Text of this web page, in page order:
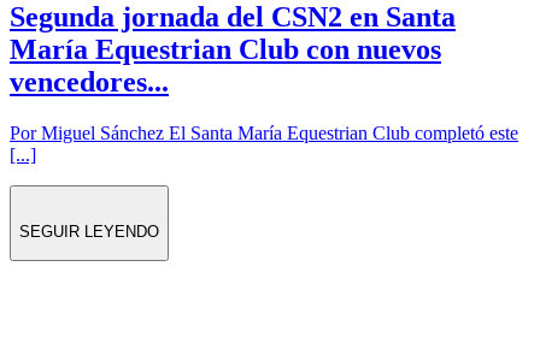
Segunda jornada del CSN2 en Santa
María Equestrian Club con nuevos
vencedores...
Por Miguel Sánchez El Santa María Equestrian Club completó este
[...]
SEGUIR LEYENDO